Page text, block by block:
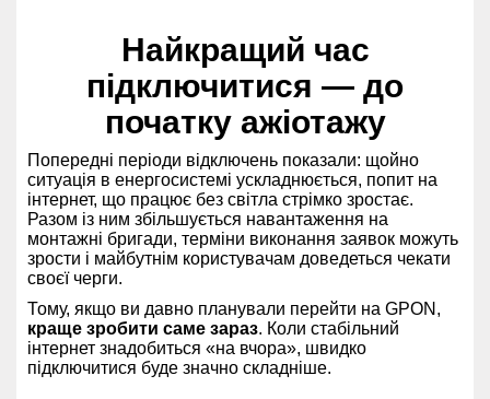
Найкращий час
підключитися — до
початку ажіотажу
Попередні періоди відключень показали: щойно
ситуація в енергосистемі ускладнюється, попит на
інтернет, що працює без світла стрімко зростає.
Разом із ним збільшується навантаження на
монтажні бригади, терміни виконання заявок можуть
зрости і майбутнім користувачам доведеться чекати
своєї черги.
Тому, якщо ви давно планували перейти на GPON,
краще зробити саме зараз. Коли стабільний
інтернет знадобиться «на вчора», швидко
підключитися буде значно складніше.